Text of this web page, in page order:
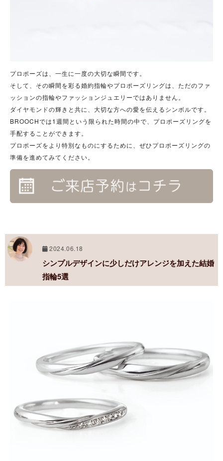
プロポーズは、一生に一度の大切な瞬間です。
そして、その瞬間を彩る婚約指輪やプロポーズリングは、ただのファ
ッションの指輪やファッションジュエリーではありません。
ダイヤモンドの輝きと共に、大切な方への愛を伝えるシンボルです。
BROOCHでは1週間という限られた時間の中で、プロポーズリングを
手配することができます。
プロポーズをより特別なものにするために、ぜひプロポーズリングの
準備を進めてみてください。
2024.06.18
シンプルデザインに少しだけアレンジを加えた結婚
指輪5選